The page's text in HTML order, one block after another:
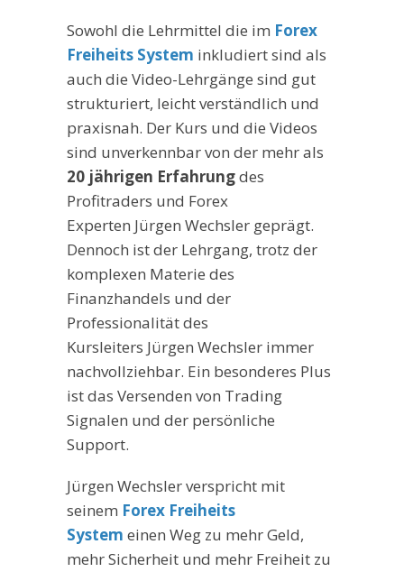
Sowohl die Lehrmittel die im Forex
Freiheits System inkludiert sind als
auch die Video-Lehrgänge sind gut
strukturiert, leicht verständlich und
praxisnah. Der Kurs und die Videos
sind unverkennbar von der mehr als
20 jährigen Erfahrungdes
Profitraders und Forex
Experten Jürgen Wechsler geprägt.
Dennoch ist der Lehrgang, trotz der
komplexen Materie des
Finanzhandels und der
Professionalität des
Kursleiters Jürgen Wechsler immer
nachvollziehbar. Ein besonderes Plus
ist das Versenden von Trading
Signalen und der persönliche
Support.
Jürgen Wechsler verspricht mit
seinem Forex Freiheits
System einen Weg zu mehr Geld,
mehr Sicherheit und mehr Freiheit zu